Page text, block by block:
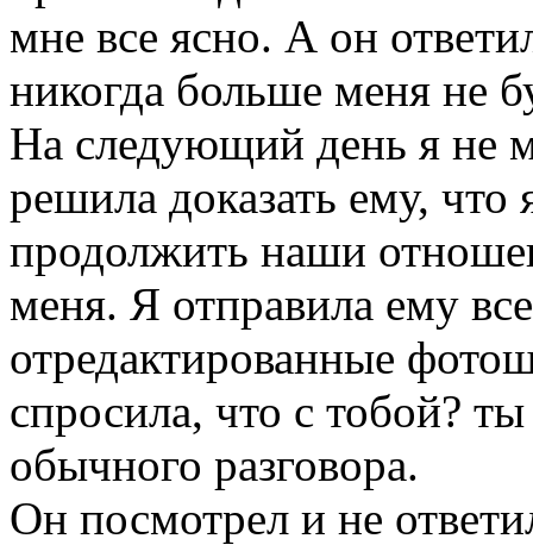
мне все ясно. А он
никогда больше меня не
На следующий день я не
решила доказать ему,
продолжить наши
меня. Я отправила ему
отредактированные
спросила, что с тобой?
обычного разговора.
Он посмотрел и не